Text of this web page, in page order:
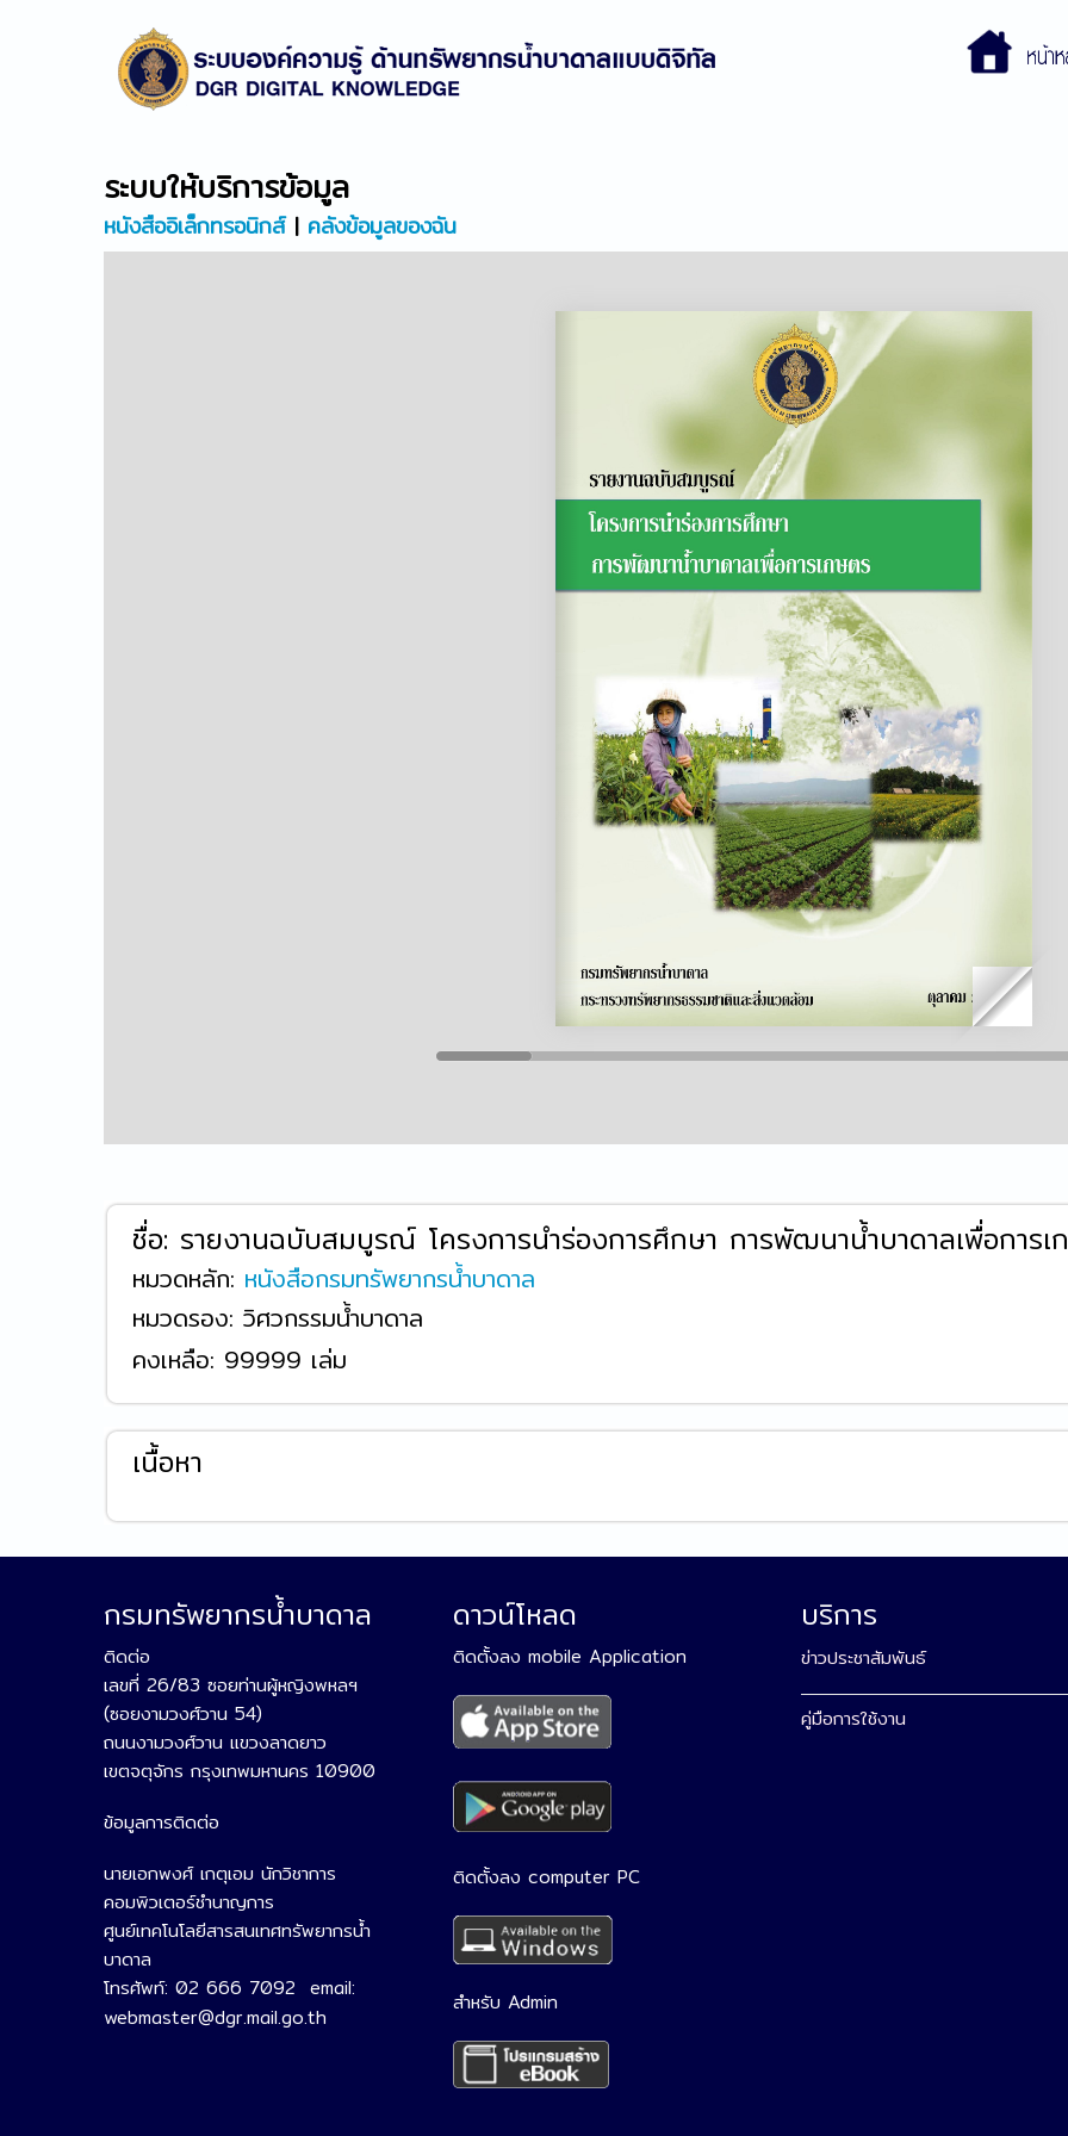
ระบบให้บริการข้อมูล
หนังสืออิเล็กทรอนิกส์| คลังข้อมูลของฉัน
ชื่อ: รายงานฉบับสมบูรณ์ โครงการนำร่องการศึกษา การพัฒนาน้ำบาดาลเพื่อการเ
หมวดหลัก: หนังสือกรมทรัพยากรน้ำบาดาล
หมวดรอง: วิศวกรรมน้ำบาดาล
คงเหลือ: 99999 เล่ม
เนื้อหา
กรมทรัพยากรน้ำบาดาล
ติดต่อ
เลขที่ 26/83 ซอยท่านผู้หญิงพหลฯ
(ซอยงามวงศ์วาน 54)
ถนนงามวงศ์วาน แขวงลาดยาว
เขตจตุจักร กรุงเทพมหานคร 10900
ข้อมูลการติดต่อ
นายเอกพงศ์ เกตุเอม นักวิชาการ
คอมพิวเตอร์ชำนาญการ
ศูนย์เทคโนโลยีสารสนเทศทรัพยากรน้ำ
บาดาล
โทรศัพท์: 02 666 7092 email:
webmaster@dgr.mail.go.th
ดาวน์โหลด
ติดตั้งลง mobile Application
ติดตั้งลง computer PC
สำหรับ Admin
บริการ
ข่าวประชาสัมพันธ์
คู่มือการใช้งาน